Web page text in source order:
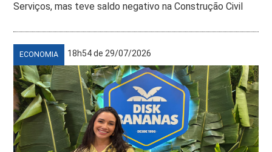
Serviços, mas teve saldo negativo na Construção Civil
ECONOMIA 18h54 de 29/07/2026